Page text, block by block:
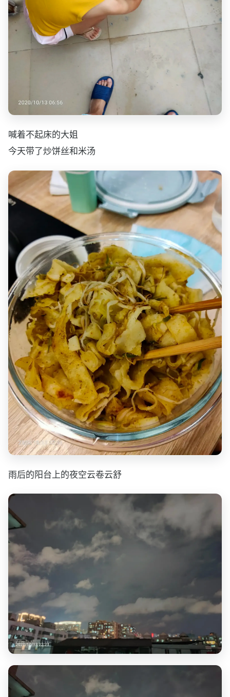
喊着不起床的大姐
今天带了炒饼丝和米汤
雨后的阳台上的夜空云卷云舒